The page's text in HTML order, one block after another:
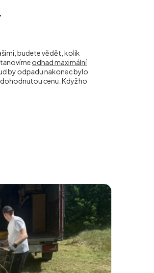
budete vědět, kolik
odhad maximální
by odpadu nakonec bylo
cenu. Když ho